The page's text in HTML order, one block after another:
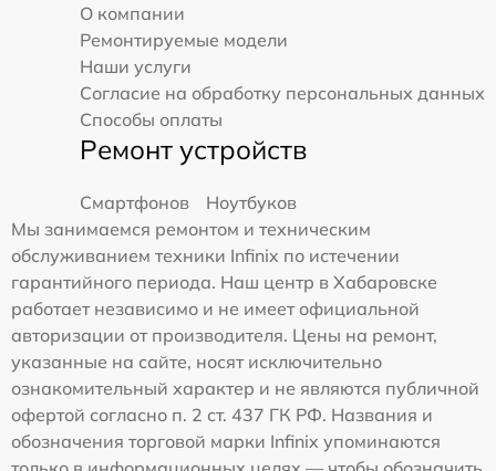
О компании
Ремонтируемые модели
Наши услуги
Согласие на обработку персональных данных
Способы оплаты
Ремонт устройств
Смартфонов
Ноутбуков
Мы занимаемся ремонтом и техническим
обслуживанием техники Infinix по истечении
гарантийного периода. Наш центр в Хабаровске
работает независимо и не имеет официальной
авторизации от производителя. Цены на ремонт,
указанные на сайте, носят исключительно
ознакомительный характер и не являются публичной
офертой согласно п. 2 ст. 437 ГК РФ. Названия и
обозначения торговой марки Infinix упоминаются